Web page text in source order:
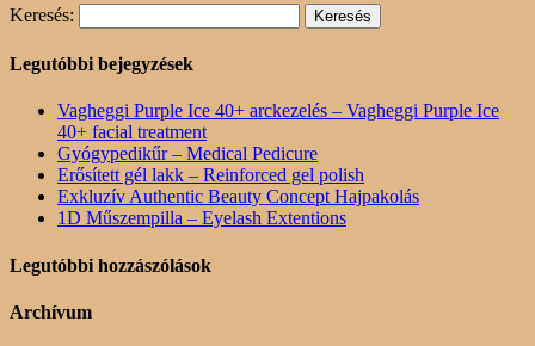
Keresés:
Legutóbbi bejegyzések
Vagheggi Purple Ice 40+ arckezelés – Vagheggi Purple Ice
40+ facial treatment
Gyógypedikűr – Medical Pedicure
Erősített gél lakk – Reinforced gel polish
Exkluzív Authentic Beauty Concept Hajpakolás
1D Műszempilla – Eyelash Extentions
Legutóbbi hozzászólások
Archívum